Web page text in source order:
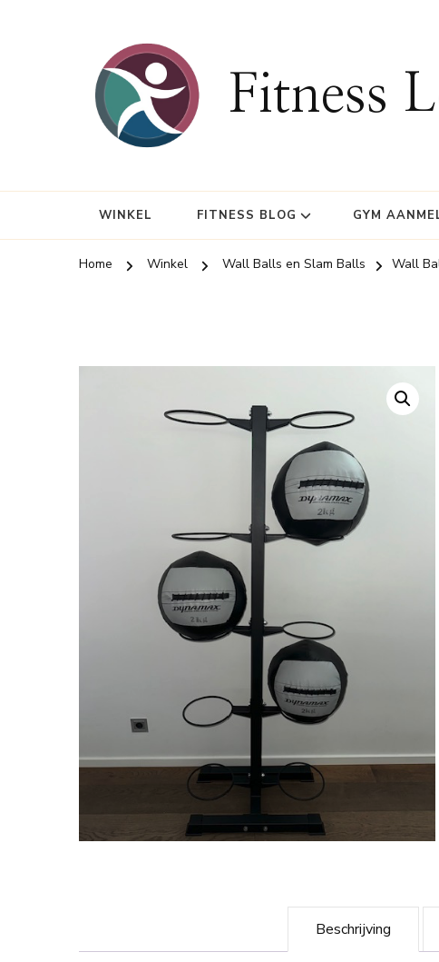
Fitness
WINKEL FITNESS BLOG GYM
Home Winkel Wall Balls en Slam Balls Wall
Beschrijving